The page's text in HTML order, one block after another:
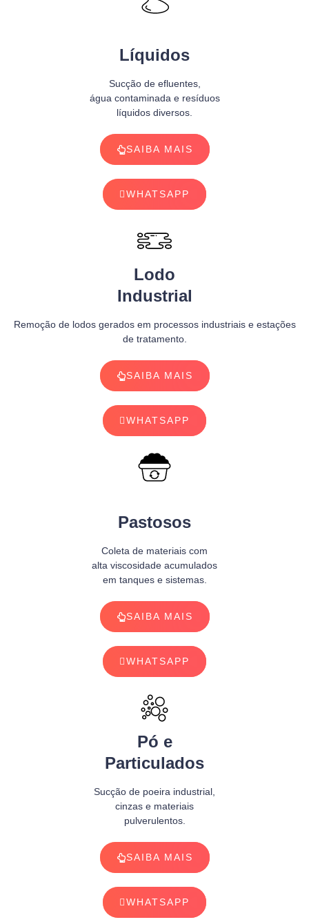
Líquidos
Sucção de efluentes,
água contaminada e resíduos
líquidos diversos.
SAIBA MAIS
WHATSAPP
Lodo
Industrial
Remoção de lodos gerados em processos industriais e estações
de tratamento.
SAIBA MAIS
WHATSAPP
Pastosos
Coleta de materiais com
alta viscosidade acumulados
em tanques e sistemas.
SAIBA MAIS
WHATSAPP
Pó e
Particulados
Sucção de poeira industrial,
cinzas e materiais
pulverulentos.
SAIBA MAIS
WHATSAPP